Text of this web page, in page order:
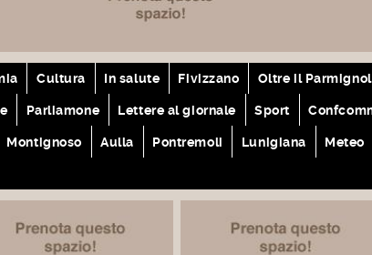
Cultura In salute Fivizzano Oltre il
Parliamone Lettere al giornale Sport
Montignoso Aulla Pontremoli Lunigiana Meteo